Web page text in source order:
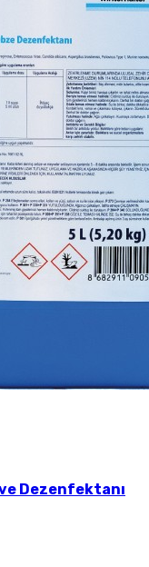
Dezenfektanı